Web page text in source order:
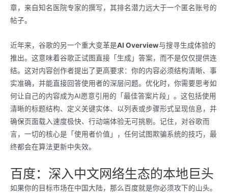
章，来自知名医院专家的撰写，其排名潜力远大于一个匿名账号的
帖子。
近年来，谷歌的另一个重大变革是AI Overview与搜寻生成体验的
推出。这意味着谷歌正试图直接「生成」答案，而不是仅仅提供连
结。这对内容创作者提出了更高要求：你的内容必须结构清晰、事
实准确，并能直接回答使用者的深层问题。优化时，你需要思考如
何让自己的内容成为AI愿意引用的「最佳答案片段」。这包括使用
清晰的标题结构、定义关键实体、以列表或步骤形式呈现信息，并
确保页面载入速度极快、行动端体验无可挑剔。记住，对谷歌而
言，一切的核心是「使用者价值」，任何试图欺骗系统的技巧，最
终都会在算法更新中失效。
百度：深入中文网络生态的本地巨头
如果你的目标市场在中国大陆，那么百度就是你必须攻下的山头。